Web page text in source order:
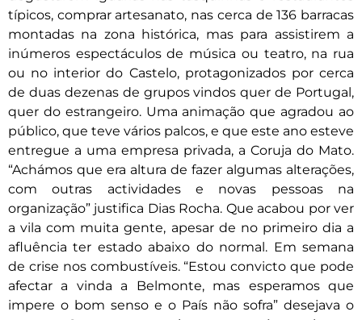
típicos, comprar artesanato, nas cerca de 136 barracas
montadas na zona histórica, mas para assistirem a
inúmeros espectáculos de música ou teatro, na rua
ou no interior do Castelo, protagonizados por cerca
de duas dezenas de grupos vindos quer de Portugal,
quer do estrangeiro. Uma animação que agradou ao
público, que teve vários palcos, e que este ano esteve
entregue a uma empresa privada, a Coruja do Mato.
“Achámos que era altura de fazer algumas alterações,
com outras actividades e novas pessoas na
organização” justifica Dias Rocha. Que acabou por ver
a vila com muita gente, apesar de no primeiro dia a
afluência ter estado abaixo do normal. Em semana
de crise nos combustíveis. “Estou convicto que pode
afectar a vinda a Belmonte, mas esperamos que
impere o bom senso e o País não sofra” desejava o